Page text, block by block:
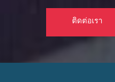
ติดต่อเรา